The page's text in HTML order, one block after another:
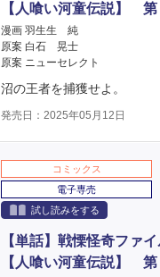
【人喰い河童伝説】 第
漫画 羽生生 純
原案 白石 晃士
原案 ニューセレクト
沼の王者を捕獲せよ。
発売日：2025年05月12日
コミックス
電子専売
試し読みをする
【単話】戦慄怪奇ファ
【人喰い河童伝説】 第